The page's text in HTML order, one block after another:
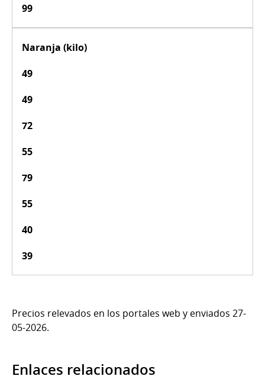
99
Naranja (kilo)
49
49
72
55
79
55
40
39
Precios relevados en los portales web y enviados 27-
05-2026.
Enlaces relacionados